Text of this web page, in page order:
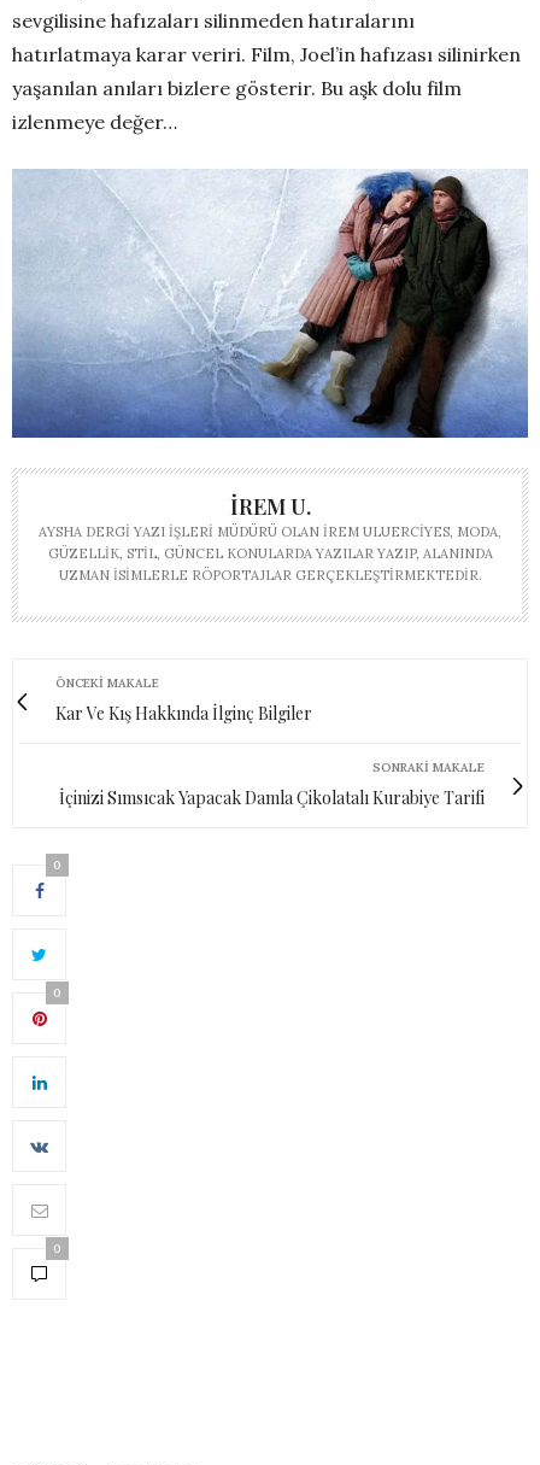
sevgilisine hafızaları silinmeden hatıralarını
hatırlatmaya karar veriri. Film, Joel’in hafızası silinirken
yaşanılan anıları bizlere gösterir. Bu aşk dolu film
izlenmeye değer…
İREM U.
AYSHA DERGI YAZI İŞLERI MÜDÜRÜ OLAN İREM ULUERCIYES, MODA,
GÜZELLIK, STIL, GÜNCEL KONULARDA YAZILAR YAZIP, ALANINDA
UZMAN ISIMLERLE RÖPORTAJLAR GERÇEKLEŞTIRMEKTEDIR.
ÖNCEKI MAKALE
Kar Ve Kış Hakkında İlginç Bilgiler
SONRAKI MAKALE
İçinizi Sımsıcak Yapacak Damla Çikolatalı Kurabiye Tarifi
0
0
0